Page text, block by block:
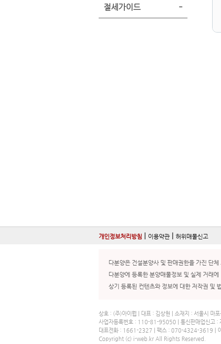
절세가이드
개인정보처리방침 | 이용약관 | 허위매물신고
다분양은 건설분양사 및 판매권한을 가진 단
다분양에 등록한 분양매물정보 및 실제 거래
상기 등록된 컨텐츠와 정보에 대한 저작권 및
상호 : (주)아이웹 | 대표 : 김상현 | 소재지 : 서울시 마
사업자등록번호 : 110-81-95050 | 통신판매업신고
대표전화 : 1661-2327 | 팩스 : 070-4324-3619 |
Copyright (c) i-web.kr All Rights Reserved.